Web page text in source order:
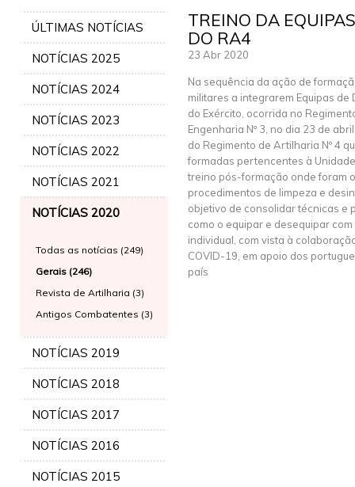
ÚLTIMAS NOTÍCIAS
NOTÍCIAS 2025
NOTÍCIAS 2024
NOTÍCIAS 2023
NOTÍCIAS 2022
NOTÍCIAS 2021
NOTÍCIAS 2020
Todas as notícias (249)
Gerais (246)
Revista de Artilharia (3)
Antigos Combatentes (3)
NOTÍCIAS 2019
NOTÍCIAS 2018
NOTÍCIAS 2017
NOTÍCIAS 2016
NOTÍCIAS 2015
TREINO DA
DO RA4
23 Abr 2020
Na sequência da ação de
militares a integrarem Equipas de
do Exército, ocorrida no
Engenharia Nº 3, no dia 23 de
do Regimento de Artilharia Nº 4
formadas pertencentes à
treino pós-formação onde foram
procedimentos de limpeza e
objetivo de consolidar técnicas e
como o equipar e desequipar
individual, com vista à
COVID-19, em apoio dos
país